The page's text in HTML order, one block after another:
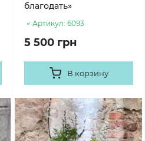
благодать»
Артикул: 6093
5 500 грн
В корзину